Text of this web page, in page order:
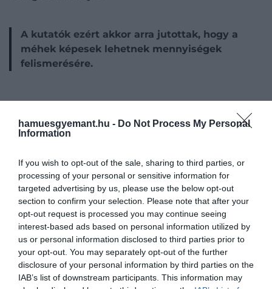
hamuesgyemant.hu - Do Not Process My Personal
Information
If you wish to opt-out of the sale, sharing to third parties, or
processing of your personal or sensitive information for
targeted advertising by us, please use the below opt-out
section to confirm your selection. Please note that after your
opt-out request is processed you may continue seeing
interest-based ads based on personal information utilized by
us or personal information disclosed to third parties prior to
your opt-out. You may separately opt-out of the further
disclosure of your personal information by third parties on the
IAB’s list of downstream participants. This information may
A kutatók ezért akkor arra jutottak, hogy a
méhek képesek lehetnek mennyiségek
felismerésére.
Ez is érdekelhet!
5 milliónál is több méhecske él a világ
populációjában
Egy 2020-as kritika azonbanóvatosabb
értelmezéstjavasolt. Eszerint a méhek talán nem
számoltak, hanem vizuális támpontokat követtek,
ráadásul a látásuk sem biztos, hogy elég éles volt a
kísérletben használt ábrák finom részleteinek
érzékeléséhez. Az eredeti kutatók elfogadták, hogy